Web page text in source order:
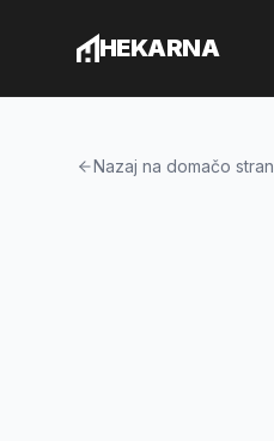
HEKARNA
Nazaj na domačo stran